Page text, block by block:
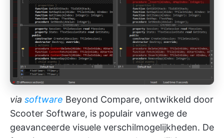
via software Beyond Compare, ontwikkeld door
Scooter Software, is populair vanwege de
geavanceerde visuele verschilmogelijkheden. De